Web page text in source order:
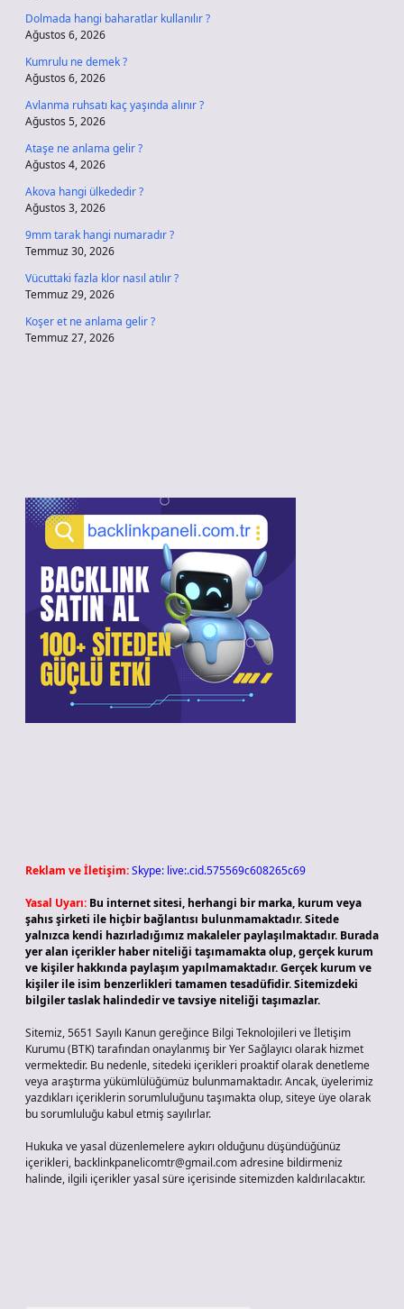
Dolmada hangi baharatlar kullanılır ?
Ağustos 6, 2026
Kumrulu ne demek ?
Ağustos 6, 2026
Avlanma ruhsatı kaç yaşında alınır ?
Ağustos 5, 2026
Ataşe ne anlama gelir ?
Ağustos 4, 2026
Akova hangi ülkededir ?
Ağustos 3, 2026
9mm tarak hangi numaradır ?
Temmuz 30, 2026
Vücuttaki fazla klor nasıl atılır ?
Temmuz 29, 2026
Koşer et ne anlama gelir ?
Temmuz 27, 2026
Reklam ve İletişim:Skype: live:.cid.575569c608265c69
Yasal Uyarı: Bu internet sitesi, herhangi bir marka, kurum veya
şahıs şirketi ile hiçbir bağlantısı bulunmamaktadır. Sitede
yalnızca kendi hazırladığımız makaleler paylaşılmaktadır. Burada
yer alan içerikler haber niteliği taşımamakta olup, gerçek kurum
ve kişiler hakkında paylaşım yapılmamaktadır. Gerçek kurum ve
kişiler ile isim benzerlikleri tamamen tesadüfidir. Sitemizdeki
bilgiler taslak halindedir ve tavsiye niteliği taşımazlar.
Sitemiz, 5651 Sayılı Kanun gereğince Bilgi Teknolojileri ve İletişim
Kurumu (BTK) tarafından onaylanmış bir Yer Sağlayıcı olarak hizmet
vermektedir. Bu nedenle, sitedeki içerikleri proaktif olarak denetleme
veya araştırma yükümlülüğümüz bulunmamaktadır. Ancak, üyelerimiz
yazdıkları içeriklerin sorumluluğunu taşımakta olup, siteye üye olarak
bu sorumluluğu kabul etmiş sayılırlar.
Hukuka ve yasal düzenlemelere aykırı olduğunu düşündüğünüz
içerikleri, backlinkpanelicomtr@gmail.comadresine bildirmeniz
halinde, ilgili içerikler yasal süre içerisinde sitemizden kaldırılacaktır.